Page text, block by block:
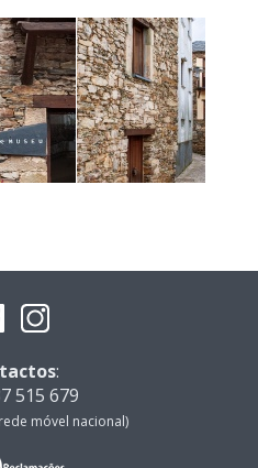
:
515 679
móvel nacional)